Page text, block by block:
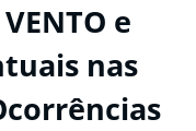
e
nas